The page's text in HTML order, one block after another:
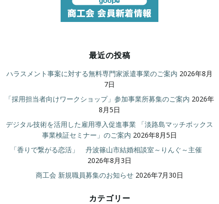
最近の投稿
ハラスメント事案に対する無料専門家派遣事業のご案内 2026年8月
7日
「採用担当者向けワークショップ」参加事業所募集のご案内 2026年
8月5日
デジタル技術を活用した雇用導入促進事業 「淡路島マッチボックス
事業検証セミナー」のご案内 2026年8月5日
「香りで繋がる恋活」 丹波篠山市結婚相談室～りんぐ～主催
2026年8月3日
商工会 新規職員募集のお知らせ 2026年7月30日
カテゴリー